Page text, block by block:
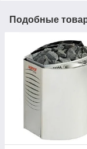
Подобные